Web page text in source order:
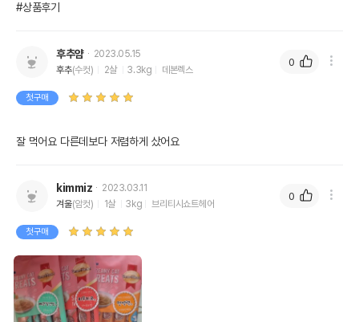
#상품후기
후추얌
2023.05.15
후추(수컷) 2살 3.3kg 데본렉스
첫구매
잘 먹어요 다른데보다 저렴하게 샀어요
0
kimmiz
2023.03.11
겨울(암컷) 1살 3kg 브리티시쇼트헤어
첫구매
0